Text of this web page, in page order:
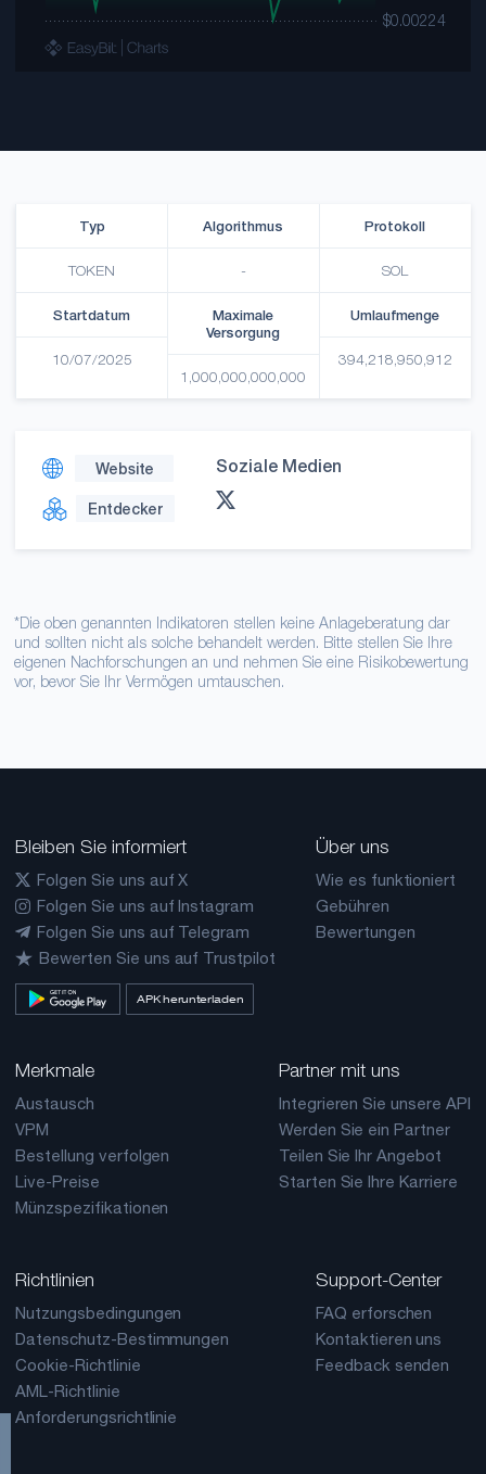
Typ
TOKEN
Algorithmus
-
Protokoll
SOL
Startdatum
10/07/2025
Maximale
Versorgung
1,000,000,000,000
Umlaufmenge
394,218,950,912
Website
Entdecker
Soziale Medien
*Die oben genannten Indikatoren stellen keine Anlageberatung dar
und sollten nicht als solche behandelt werden. Bitte stellen Sie Ihre
eigenen Nachforschungen an und nehmen Sie eine Risikobewertung
vor, bevor Sie Ihr Vermögen umtauschen.
Bleiben Sie informiert
Folgen Sie uns auf X
Folgen Sie uns auf Instagram
Folgen Sie uns auf Telegram
Bewerten Sie uns auf Trustpilot
APK herunterladen
Über uns
Wie es funktioniert
Gebühren
Bewertungen
Merkmale
Austausch
VPM
Bestellung verfolgen
Live-Preise
Münzspezifikationen
Partner mit uns
Integrieren Sie unsere API
Werden Sie ein Partner
Teilen Sie Ihr Angebot
Starten Sie Ihre Karriere
Richtlinien
Nutzungsbedingungen
Datenschutz-Bestimmungen
Cookie-Richtlinie
AML-Richtlinie
Anforderungsrichtlinie
Support-Center
FAQ erforschen
Kontaktieren uns
Feedback senden